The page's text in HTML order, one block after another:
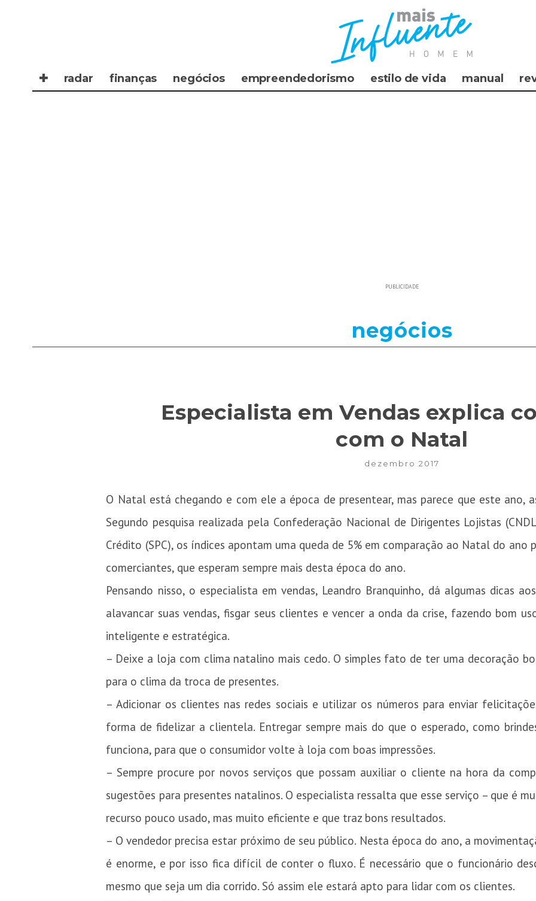
✚ radar finanças negócios empreendedorismo estilo de vida manual
PUBLICIDADE
negócios
Especialista em Vendas explica
com o Natal
dezembro 2017
O Natal está chegando e com ele a época de presentear, mas parece que este ano,
Segundo pesquisa realizada pela Confederação Nacional de Dirigentes Lojistas
Crédito (SPC), os índices apontam uma queda de 5% em comparação ao Natal do ano
comerciantes, que esperam sempre mais desta época do ano.
Pensando nisso, o especialista em vendas, Leandro Branquinho, dá algumas dicas
alavancar suas vendas, fisgar seus clientes e vencer a onda da crise, fazendo bom
inteligente e estratégica.
– Deixe a loja com clima natalino mais cedo. O simples fato de ter uma decoração
para o clima da troca de presentes.
– Adicionar os clientes nas redes sociais e utilizar os números para enviar
forma de fidelizar a clientela. Entregar sempre mais do que o esperado, como
funciona, para que o consumidor volte à loja com boas impressões.
– Sempre procure por novos serviços que possam auxiliar o cliente na hora da
sugestões para presentes natalinos. O especialista ressalta que esse serviço – que é
recurso pouco usado, mas muito eficiente e que traz bons resultados.
– O vendedor precisa estar próximo de seu público. Nesta época do ano, a
é enorme, e por isso fica difícil de conter o fluxo. É necessário que o funcionário
mesmo que seja um dia corrido. Só assim ele estará apto para lidar com os clientes.